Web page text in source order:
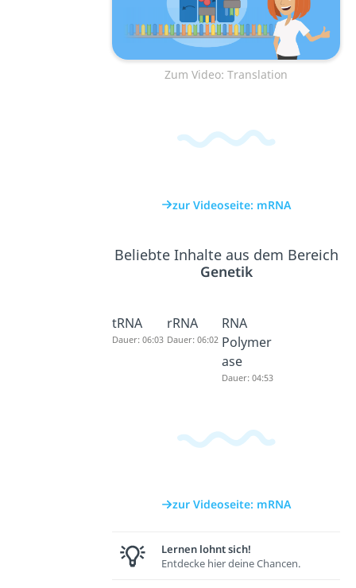
Zum Video: Translation
zur Videoseite: mRNA
Beliebte Inhalte aus dem Bereich
Genetik
tRNA
Dauer: 06:03
rRNA
Dauer: 06:02
RNA
Polymer
ase
Dauer: 04:53
zur Videoseite: mRNA
Lernen lohnt sich!
Entdecke hier deine Chancen.